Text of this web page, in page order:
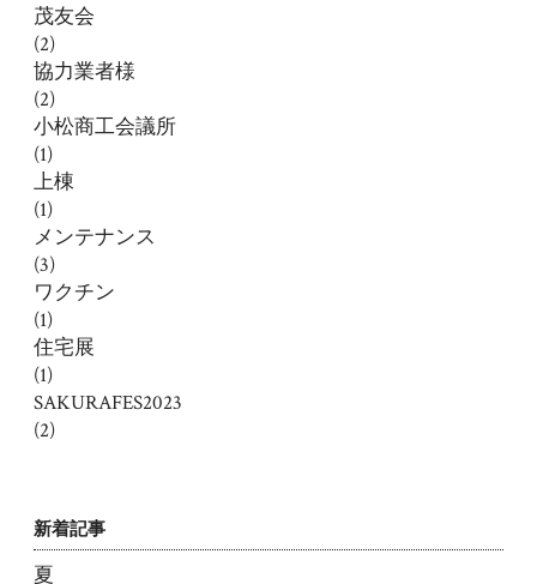
茂友会
(2)
協力業者様
(2)
小松商工会議所
(1)
上棟
(1)
メンテナンス
(3)
ワクチン
(1)
住宅展
(1)
SAKURAFES2023
(2)
新着記事
夏